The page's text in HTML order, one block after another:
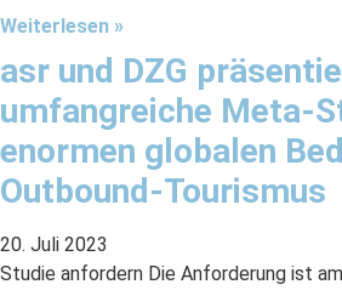
Weiterlesen »
asr und DZG
umfangreiche Meta-
enormen globalen
Outbound-Tourismus
20. Juli 2023
Studie anfordern Die Anforderung ist